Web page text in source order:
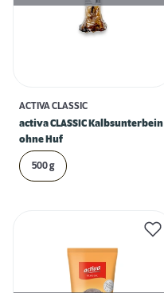
ACTIVA CLASSIC
activa CLASSIC Kalbsunterbein
ohne Huf
500 g